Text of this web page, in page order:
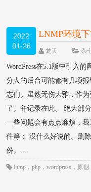
2022
01-26
LNMP环境
零
428 VIEW
龙天 杂
WordPress在5.1版中引入
分人的后台可能都有几项
志们。虽然无伤大雅，作
了。并记录在此。 绝大部
一些问题会有点点麻烦，
件等： 没什么好说的。删
份。....
lnmp ，php ，wordpress ， 原创